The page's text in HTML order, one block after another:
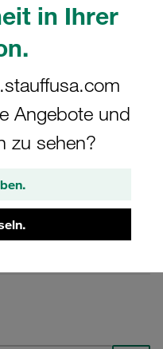
in Ihrer
Angebote und
zu sehen?
W3 Deckpl., AS-